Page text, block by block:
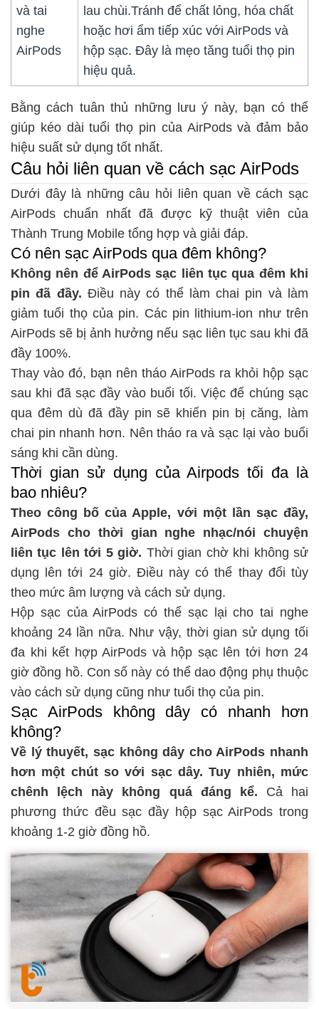
và tai
nghe
AirPods
lau chùi.Tránh để chất lỏng, hóa chất
hoặc hơi ẩm tiếp xúc với AirPods và
hộp sạc. Đây là mẹo tăng tuổi thọ pin
hiệu quả.
Bằng cách tuân thủ những lưu ý này, bạn có thể
giúp kéo dài tuổi thọ pin của AirPods và đảm bảo
hiệu suất sử dụng tốt nhất.
Câu hỏi liên quan về cách sạc AirPods
Dưới đây là những câu hỏi liên quan về cách sạc
AirPods chuẩn nhất đã được kỹ thuật viên của
Thành Trung Mobile tổng hợp và giải đáp.
Có nên sạc AirPods qua đêm không?
Không nên để AirPods sạc liên tục qua đêm khi
pin đã đầy. Điều này có thể làm chai pin và làm
giảm tuổi thọ của pin. Các pin lithium-ion như trên
AirPods sẽ bị ảnh hưởng nếu sạc liên tục sau khi đã
đầy 100%.
Thay vào đó, bạn nên tháo AirPods ra khỏi hộp sạc
sau khi đã sạc đầy vào buổi tối. Việc để chúng sạc
qua đêm dù đã đầy pin sẽ khiến pin bị căng, làm
chai pin nhanh hơn. Nên tháo ra và sạc lại vào buổi
sáng khi cần dùng.
Thời gian sử dụng của Airpods tối đa là
bao nhiêu?
Theo công bố của Apple, với một lần sạc đầy,
AirPods cho thời gian nghe nhạc/nói chuyện
liên tục lên tới 5 giờ. Thời gian chờ khi không sử
dụng lên tới 24 giờ. Điều này có thể thay đổi tùy
theo mức âm lượng và cách sử dụng.
Hộp sạc của AirPods có thể sạc lại cho tai nghe
khoảng 24 lần nữa. Như vậy, thời gian sử dụng tối
đa khi kết hợp AirPods và hộp sạc lên tới hơn 24
giờ đồng hồ. Con số này có thể dao động phụ thuộc
vào cách sử dụng cũng như tuổi thọ của pin.
Sạc AirPods không dây có nhanh hơn
không?
Về lý thuyết, sạc không dây cho AirPods nhanh
hơn một chút so với sạc dây. Tuy nhiên, mức
chênh lệch này không quá đáng kể. Cả hai
phương thức đều sạc đầy hộp sạc AirPods trong
khoảng 1-2 giờ đồng hồ.